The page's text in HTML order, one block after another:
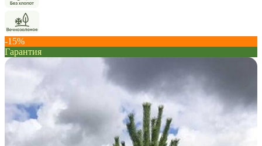
-15%
Гарантия